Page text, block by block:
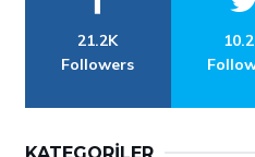
21.2K
Followers
KATEGORILER